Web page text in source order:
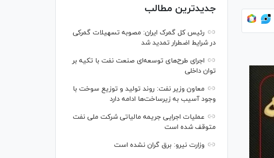
جدیدترین مطالب
رئیس کل گمرک ایران: مصوبه تسهیلات گمرکی
در شرایط اضطرار تمدید شد
اجرای طرح‌های توسعه‌ای صنعت نفت با تکیه بر
توان داخلی
معاون وزیر نفت: روند تولید و توزیع سوخت با
وجود آسیب به زیرساخت‌ها ادامه دارد
عملیات اجرایی جریمه مالیاتی شرکت ملی نفت
متوقف شده است
وزارت نیرو: برق گران نشده است